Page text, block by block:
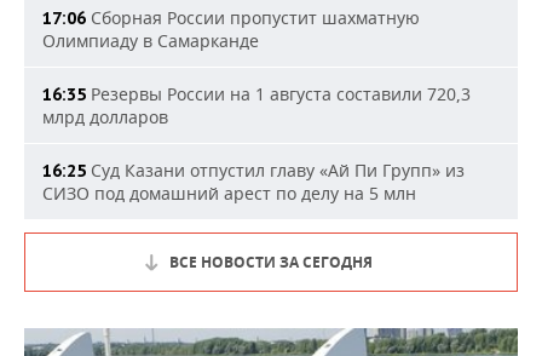
17:06 Сборная России пропустит шахматную
Олимпиаду в Самарканде
16:35 Резервы России на 1 августа составили 720,3
млрд долларов
16:25 Суд Казани отпустил главу «Ай Пи Групп» из
СИЗО под домашний арест по делу на 5 млн
ВСЕ НОВОСТИ ЗА СЕГОДНЯ